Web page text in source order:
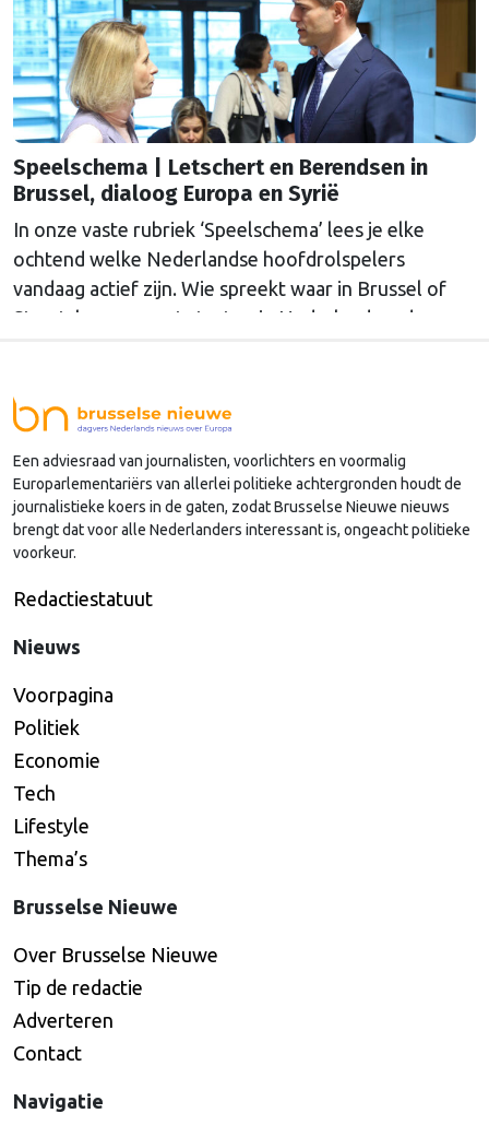
Speelschema | Letschert en Berendsen in
Brussel, dialoog Europa en Syrië
In onze vaste rubriek ‘Speelschema’ lees je elke
ochtend welke Nederlandse hoofdrolspelers
vandaag actief zijn. Wie spreekt waar in Brussel of
Straatsburg, en wat staat er in Nederland op de
Een adviesraad van journalisten, voorlichters en voormalig
Europarlementariërs van allerlei politieke achtergronden houdt de
journalistieke koers in de gaten, zodat Brusselse Nieuwe nieuws
brengt dat voor alle Nederlanders interessant is, ongeacht politieke
voorkeur.
Redactiestatuut
Nieuws
Voorpagina
Politiek
Economie
Tech
Lifestyle
Thema’s
Brusselse Nieuwe
Over Brusselse Nieuwe
Tip de redactie
Adverteren
Contact
Navigatie